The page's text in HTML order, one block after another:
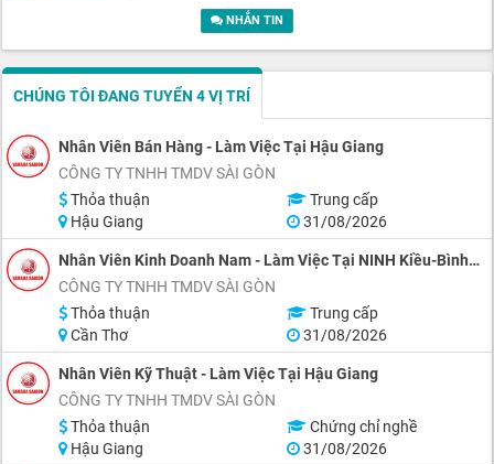
NHẮN TIN
CHÚNG TÔI ĐANG TUYỂN 4 VỊ TRÍ
Nhân Viên Bán Hàng - Làm Việc Tại Hậu Giang
CÔNG TY TNHH TMDV SÀI GÒN
Thỏa thuận
Trung cấp
Hậu Giang
31/08/2026
Nhân Viên Kinh Doanh Nam - Làm Việc Tại NINH Kiều-Bình Thủy
CÔNG TY TNHH TMDV SÀI GÒN
Thỏa thuận
Trung cấp
Cần Thơ
31/08/2026
Nhân Viên Kỹ Thuật - Làm Việc Tại Hậu Giang
CÔNG TY TNHH TMDV SÀI GÒN
Thỏa thuận
Chứng chỉ nghề
Hậu Giang
31/08/2026